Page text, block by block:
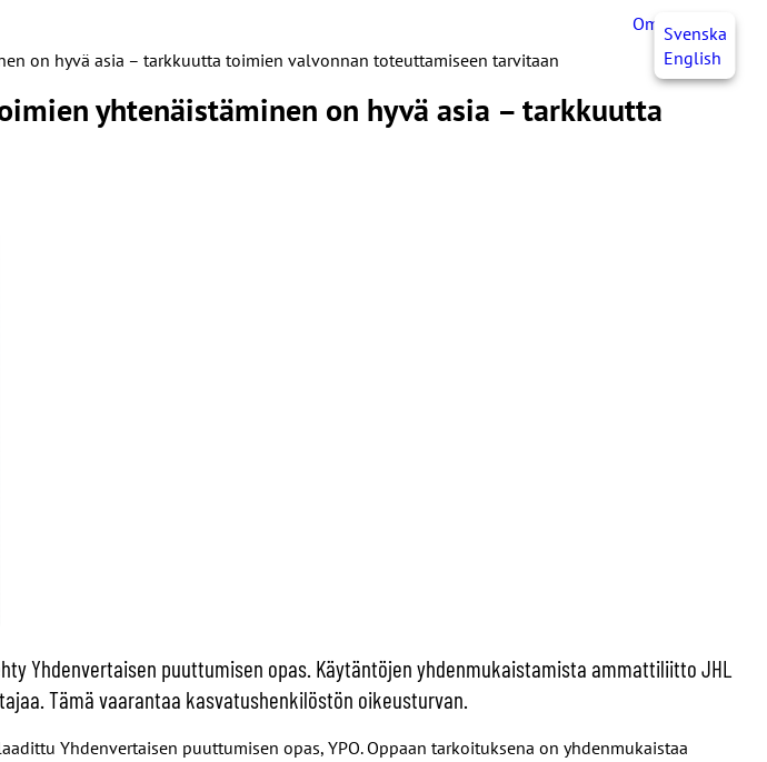
OmaJHLSvenska
English
on hyvä asia – tarkkuutta toimien valvonnan toteuttamiseen tarvitaan
yhtenäistäminen on hyvä asia – tarkkuutta
Yhdenvertaisen puuttumisen opas. Käytäntöjen yhdenmukaistamista ammattiliitto JHL
Tämä vaarantaa kasvatushenkilöstön oikeusturvan.
Yhdenvertaisen puuttumisen opas, YPO. Oppaan tarkoituksena on yhdenmukaistaa